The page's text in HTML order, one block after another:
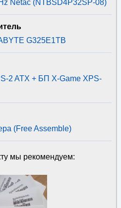
Netac (NTBSD4P32SP-08)
G325E1TB
2 ATX + БП X-Game XPS-
(Free Assemble)
мы рекомендуем: